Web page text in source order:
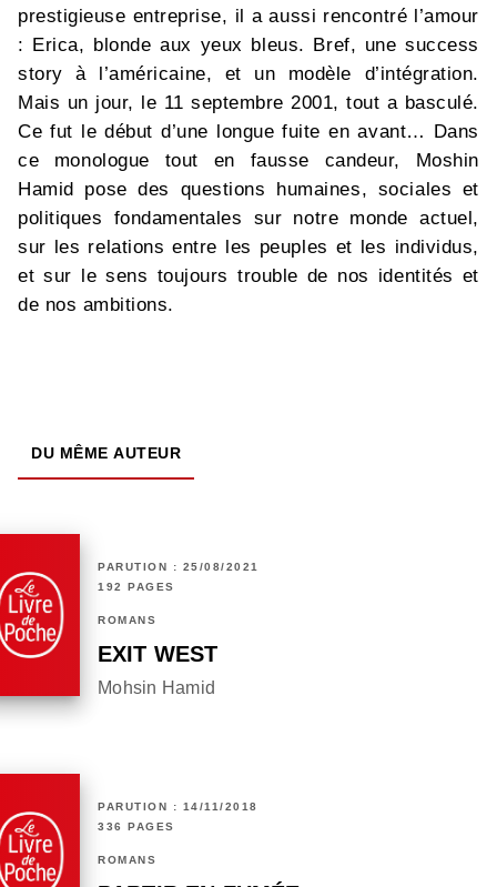
prestigieuse entreprise, il a aussi rencontré l’amour
: Erica, blonde aux yeux bleus. Bref, une success
story à l’américaine, et un modèle d’intégration.
Mais un jour, le 11 septembre 2001, tout a basculé.
Ce fut le début d’une longue fuite en avant… Dans
ce monologue tout en fausse candeur, Moshin
Hamid pose des questions humaines, sociales et
politiques fondamentales sur notre monde actuel,
sur les relations entre les peuples et les individus,
et sur le sens toujours trouble de nos identités et
de nos ambitions.
DU MÊME AUTEUR
PARUTION : 25/08/2021
192 PAGES
ROMANS
EXIT WEST
Mohsin Hamid
PARUTION : 14/11/2018
336 PAGES
ROMANS